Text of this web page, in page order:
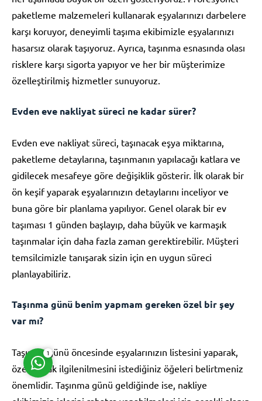
paketleme malzemeleri kullanarak eşyalarınızı darbelere
karşı koruyor, deneyimli taşıma ekibimizle eşyalarınızı
hasarsız olarak taşıyoruz. Ayrıca, taşınma esnasında olası
risklere karşı sigorta yapıyor ve her bir müşterimize
özelleştirilmiş hizmetler sunuyoruz.
Evden eve nakliyat süreci ne kadar sürer?
Evden eve nakliyat süreci, taşınacak eşya miktarına,
paketleme detaylarına, taşınmanın yapılacağı katlara ve
gidilecek mesafeye göre değişiklik gösterir. İlk olarak bir
ön keşif yaparak eşyalarınızın detaylarını inceliyor ve
buna göre bir planlama yapılıyor. Genel olarak bir ev
taşıması 1 günden başlayıp, daha büyük ve karmaşık
taşınmalar için daha fazla zaman gerektirebilir. Müşteri
temsilcimizle tanışarak sizin için en uygun süreci
planlayabiliriz.
Taşınma günü benim yapmam gereken özel bir şey
var mı?
Taşınma günü öncesinde eşyalarınızın listesini yaparak,
özel olarak ilgilenilmesini istediğiniz öğeleri belirtmeniz
önemlidir. Taşınma günü geldiğinde ise, nakliye
Müşteri Temsilcisi
1